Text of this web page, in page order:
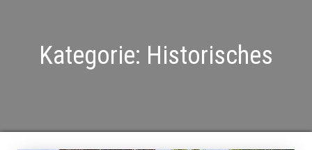
Kategorie: Historisches